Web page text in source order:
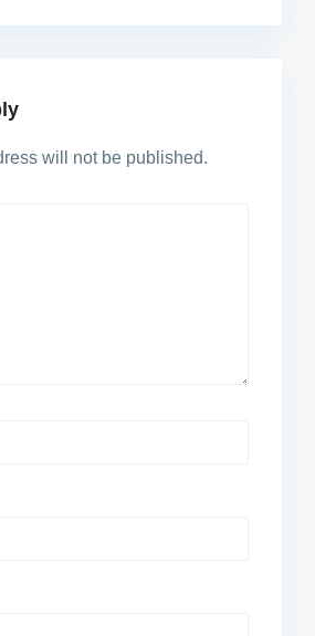
will not be published.